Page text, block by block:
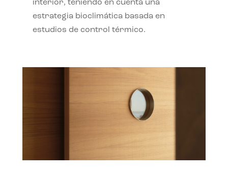
interior, teniendo en cuenta una
estrategia bioclimática basada en
estudios de control térmico.